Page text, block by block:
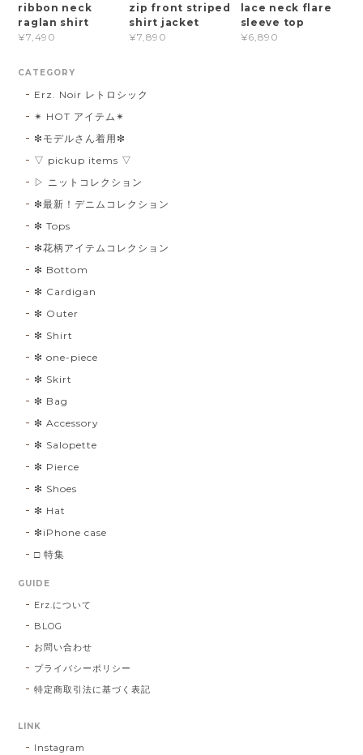
ribbon neck
raglan shirt
¥7,490
zip front striped
shirt jacket
¥7,890
lace neck flare
sleeve top
¥6,890
CATEGORY
Erz. Noir レトロシック
✴︎ HOT アイテム✴︎
❇︎モデルさん着用❇︎
▽ pickup items ▽
▷ ニットコレクション
❇︎最新！デニムコレクション
❇︎ Tops
❇︎花柄アイテムコレクション
❇︎ Bottom
❇︎ Cardigan
❇︎ Outer
❇︎ Shirt
❇︎ one-piece
❇︎ Skirt
❇︎ Bag
❇︎ Accessory
❇︎ Salopette
❇︎ Pierce
❇︎ Shoes
❇︎ Hat
❇︎iPhone case
□ 特集
GUIDE
Erz.について
BLOG
お問い合わせ
プライバシーポリシー
特定商取引法に基づく表記
LINK
Instagram